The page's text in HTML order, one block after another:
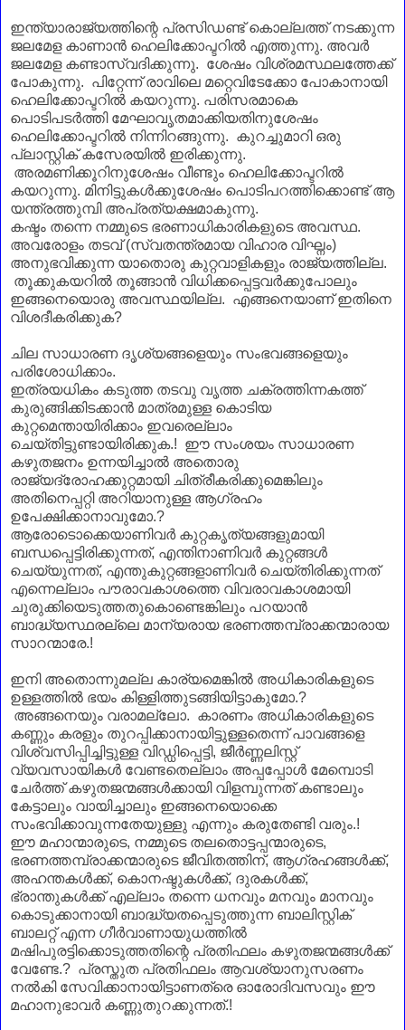
ഇന്ത്യാരാജ്യത്തിന്റെ പ്രസിഡണ്ട് കൊല്ലത്ത് നടക്കുന്ന
ജലമേള കാണാൻ ഹെലിക്കോപ്ടറിൽ എത്തുന്നു. അവർ
ജലമേള കണ്ടാസ്വദിക്കുന്നു. ശേഷം വിശ്രമസ്ഥലത്തേക്ക്
പോകുന്നു. പിറ്റേന്ന് രാവിലെ മറ്റെവിടേക്കോ പോകാനായി
ഹെലിക്കോപ്ടറിൽ കയറുന്നു. പരിസരമാകെ
പൊടിപടർത്തി മേഘാവൃതമാക്കിയതിനുശേഷം
ഹെലിക്കോപ്ടറിൽ നിന്നിറങ്ങുന്നു. കുറച്ചുമാറി ഒരു
പ്ലാസ്റ്റിക് കസേരയിൽ ഇരിക്കുന്നു.
അരമണിക്കൂറിനുശേഷം വീണ്ടും ഹെലിക്കോപ്ടറിൽ
കയറുന്നു. മിനിട്ടുകൾക്കുശേഷം പൊടിപറത്തിക്കൊണ്ട് ആ
യന്ത്രത്തുമ്പി അപ്രത്യക്ഷമാകുന്നു.
കഷ്ടം തന്നെ നമ്മുടെ ഭരണാധികാരികളുടെ അവസ്ഥ.
അവരോളം തടവ് (സ്വതന്ത്രമായ വിഹാര വിഘ്നം)
അനുഭവിക്കുന്ന യാതൊരു കുറ്റവാളികളും രാജ്യത്തില്ല.
തൂക്കുകയറിൽ തൂങ്ങാൻ വിധിക്കപ്പെട്ടവർക്കുപോലും
ഇങ്ങനെയൊരു അവസ്ഥയില്ല. എങ്ങനെയാണ്‌ ഇതിനെ
വിശദീകരിക്കുക?
ചില സാധാരണ ദൃശ്യങ്ങളെയും സംഭവങ്ങളെയും
പരിശോധിക്കാം.
ഇത്രയധികം കടുത്ത തടവു വൃത്ത ചക്രത്തിന്നകത്ത്
കുരുങ്ങിക്കിടക്കാൻ മാത്രമുള്ള കൊടിയ
കുറ്റമെന്തായിരിക്കാം ഇവരെല്ലാം
ചെയ്തിട്ടുണ്ടായിരിക്കുക.! ഈ സംശയം സാധാരണ
കഴുതജനം ഉന്നയിച്ചാൽ അതൊരു
രാജ്യദ്രോഹക്കുറ്റമായി ചിത്രീകരിക്കുമെങ്കിലും
അതിനെപ്പറ്റി അറിയാനുള്ള ആഗ്രഹം
ഉപേക്ഷിക്കാനാവുമോ.?
ആരോടൊക്കെയാണിവർ കുറ്റകൃത്യങ്ങളുമായി
ബന്ധപ്പെട്ടിരിക്കുന്നത്, എന്തിനാണിവർ കുറ്റങ്ങൾ
ചെയ്യുന്നത്, എന്തുകുറ്റങ്ങളാണിവർ ചെയ്തിരിക്കുന്നത്
എന്നെല്ലാം പൗരാവകാശത്തെ വിവരാവകാശമായി
ചുരുക്കിയെടുത്തതുകൊണ്ടെങ്കിലും പറയാൻ
ബാദ്ധ്യസ്ഥരല്ലെ മാന്യരായ ഭരണത്തമ്പ്രാക്കന്മാരായ
സാറന്മാരേ.!
ഇനി അതൊന്നുമല്ല കാര്യമെങ്കിൽ അധികാരികളുടെ
ഉള്ളത്തിൽ ഭയം കിള്ളിത്തുടങ്ങിയിട്ടാകുമോ.?
അങ്ങനെയും വരാമല്ലോ. കാരണം അധികാരികളുടെ
കണ്ണും കരളും തുറപ്പിക്കാനായിട്ടുള്ളതെന്ന് പാവങ്ങളെ
വിശ്വസിപ്പിച്ചിട്ടുള്ള വിഡ്ഡിപ്പെട്ടി, ജീർണ്ണലിസ്റ്റ്
വ്യവസായികൾ വേണ്ടതെല്ലാം അപ്പപ്പോൾ മേമ്പൊടി
ചേർത്ത് കഴുതജന്മങ്ങൾക്കായി വിളമ്പുന്നത് കണ്ടാലും
കേട്ടാലും വായിച്ചാലും ഇങ്ങനെയൊക്കെ
സംഭവിക്കാവുന്നതേയുള്ളു എന്നും കരുതേണ്ടി വരും.!
ഈ മഹാന്മാരുടെ, നമ്മുടെ തലതൊട്ടപ്പന്മാരുടെ,
ഭരണത്തമ്പ്രാക്കന്മാരുടെ ജീവിതത്തിന്‌, ആഗ്രഹങ്ങൾക്ക്,
അഹന്തകൾക്ക്, കൊനഷ്ടുകൾക്ക്, ദുരകൾക്ക്,
ഭ്രാന്തുകൾക്ക് എല്ലാം തന്നെ ധനവും മനവും മാനവും
കൊടുക്കാനായി ബാദ്ധ്യതപ്പെടുത്തുന്ന ബാലിസ്റ്റിക്
ബാലറ്റ് എന്ന ഗീർവാണായുധത്തിൽ
മഷിപുരട്ടിക്കൊടുത്തതിന്റെ പ്രതിഫലം കഴുതജന്മങ്ങൾക്ക്
വേണ്ടേ.? പ്രസ്തുത പ്രതിഫലം ആവശ്യാനുസരണം
നൽകി സേവിക്കാനായിട്ടാണത്രെ ഓരോദിവസവും ഈ
മഹാനുഭാവർ കണ്ണുതുറക്കുന്നത്.!